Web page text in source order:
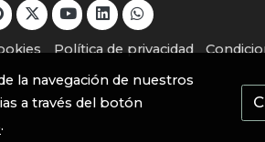
Política de privacidad
la navegación de nuestros
a través del botón
.